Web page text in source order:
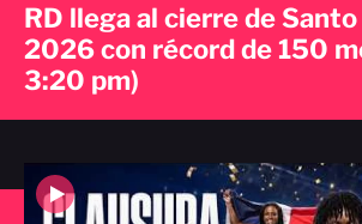
RD llega al cierre de
2026 con récord de 150
3:20 pm)